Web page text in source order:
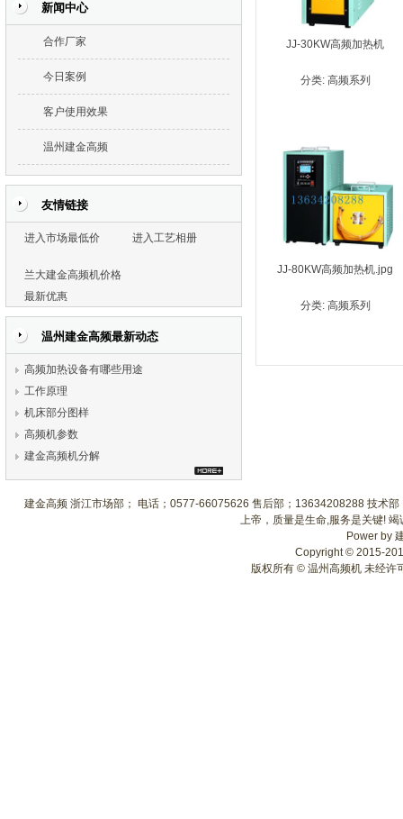
JJ-30KW高频加热机
分类: 高频系列
JJ-80KW高频加热机.jpg
分类: 高频系列
新闻中心
合作厂家
今日案例
客户使用效果
温州建金高频
友情链接
进入市场最低价 进入工艺相册
兰大建金高频机价格
最新优惠
温州建金高频最新动态
高频加热设备有哪些用途
工作原理
机床部分图样
高频机参数
建金高频机分解
建金高频 浙江市场部； 电话；0577-66075626 售后部；13634208288 技术
上帝，质量是生命,服务是关键!
Power by
Copyright © 2015-
版权所有 © 温州高频机 未经许